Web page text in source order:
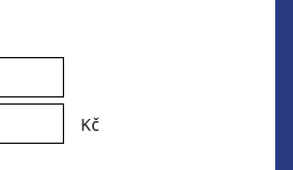
Kč